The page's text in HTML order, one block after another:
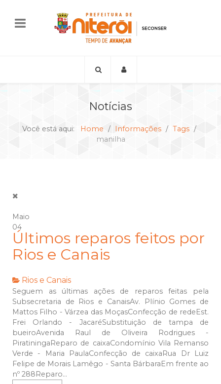
Notícias
Você está aqui: Home Informações
Tags
manilha
Maio
04
Últimos reparos feitos por
Rios e Canais
Rios e Canais
Seguem as últimas ações de reparos feitas pela
Subsecretaria de Rios e CanaisAv. Plínio Gomes de
Mattos Filho - Várzea das MoçasConfecção de redeEst.
Frei Orlando - JacaréSubstituição de tampa de
bueiroAvenida Raul de Oliveira Rodrigues -
PiratiningaReparo de caixaCondomínio Vila Remanso
Verde - Maria PaulaConfecção de caixaRua Dr Luiz
Felipe de Morais Lamêgo - Santa BárbaraEm frente ao
nº 288Reparo...